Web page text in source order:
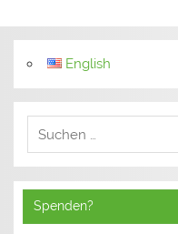
English
Spenden?